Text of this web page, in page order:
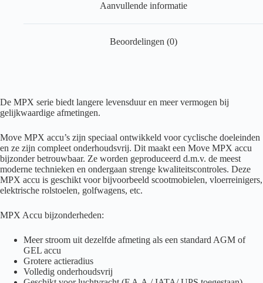
Aanvullende informatie
Beoordelingen (0)
De MPX serie biedt langere levensduur en meer vermogen bij
gelijkwaardige afmetingen.
Move MPX accu’s zijn speciaal ontwikkeld voor cyclische doeleinden
en ze zijn compleet onderhoudsvrij. Dit maakt een Move MPX accu
bijzonder betrouwbaar. Ze worden geproduceerd d.m.v. de meest
moderne technieken en ondergaan strenge kwaliteitscontroles. Deze
MPX accu is geschikt voor bijvoorbeeld scootmobielen, vloerreinigers,
elektrische rolstoelen, golfwagens, etc.
MPX Accu bijzonderheden:
Meer stroom uit dezelfde afmeting als een standard AGM of
GEL accu
Grotere actieradius
Volledig onderhoudsvrij